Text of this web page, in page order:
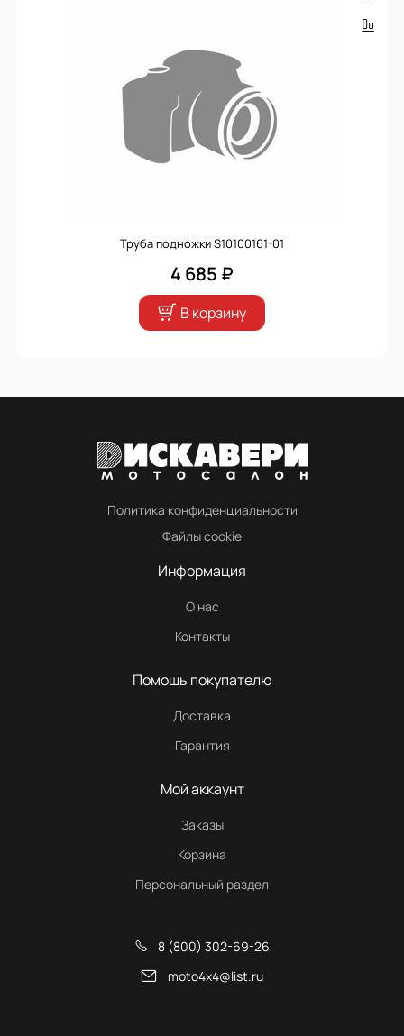
Труба подножки S10100161-01
4 685 ₽
В корзину
Политика конфиденциальности
Файлы cookie
Информация
О нас
Контакты
Помощь покупателю
Доставка
Гарантия
Мой аккаунт
Заказы
Корзина
Персональный раздел
8 (800) 302-69-26
moto4x4@list.ru